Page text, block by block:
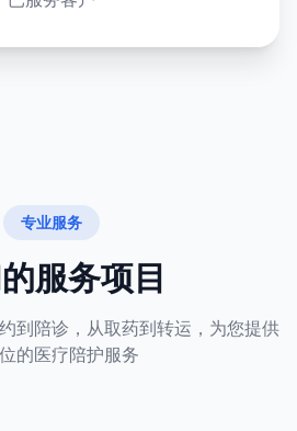
专业服务
服务项目
到陪诊，从取药到转运，为您提供
的医疗陪护服务